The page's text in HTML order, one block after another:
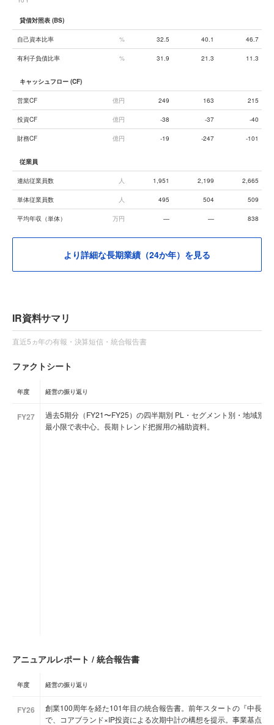
貸借対照表 (BS)
自己資本比率 % 32.5 40.1 46.7
有利子負債比率 % 31.9 21.3 11.3
キャッシュフロー (CF)
営業CF 億円 249 163 215
投資CF 億円 -38 -37 -40
財務CF 億円 -19 -247 -101
従業員
連結従業員数 人 1,951 2,199 2,665
単体従業員数 人 495 504 509
平均年収（単体） 万円 — — 838
より詳細な長期業績（24か年）を見る
IR資料サマリ
直近5ヵ年の有報・決算短信・統合報告書
ファクトシート
年度 経営の振り返り
FY27
過去5期分（FY21〜FY25）の四半期別 PL・セグメント別・地域別
最小限で表中心。長期トレンド把握用の補助資料。
アニュアルレポート / 統合報告書
年度 経営の振り返り
FY26
創業100周年を経た101年目の統合報告書。前年スタートの『中長期
で、コアブランド×IP投資による次期中計の構想を提示。事業基点